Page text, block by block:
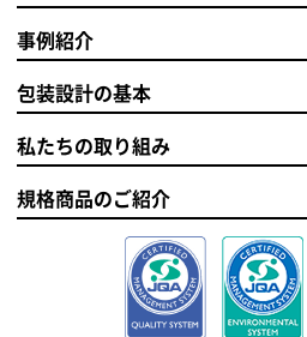
事例紹介
包装設計の基本
私たちの取り組み
規格商品のご紹介